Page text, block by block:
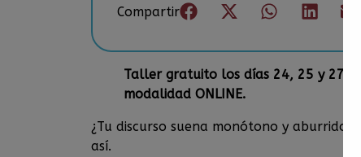
Compartir
Taller gratuito los días 24, 25 y 27
modalidad ONLINE.
¿Tu discurso suena monótono y
así.